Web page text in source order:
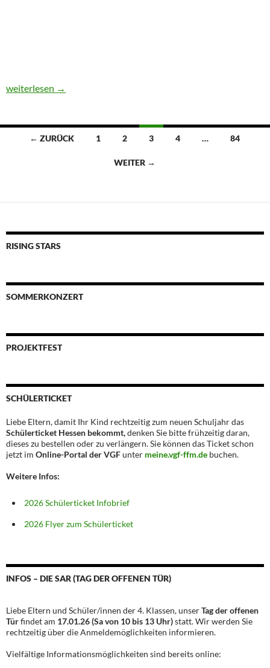
Gemeinschaftskunst beim Tag der offenen Tür
weiterlesen →
Beitragsnavigation
← ZURÜCK 1 2 3 4 … 84
WEITER →
RISING STARS
SOMMERKONZERT
PROJEKTFEST
SCHÜLERTICKET
Liebe Eltern, damit Ihr Kind rechtzeitig zum neuen Schuljahr das
Schülerticket Hessen bekommt,denken Sie bitte frühzeitig daran,
dieses zu bestellen oder zu verlängern. Sie können das Ticket schon
jetzt im Online-Portal der VGFunter meine.vgf-ffm.de buchen.
Weitere Infos:
2026 Schülerticket Infobrief
2026 Flyer zum Schülerticket
INFOS – DIE SAR (TAG DER OFFENEN TÜR)
Liebe Eltern und Schüler/innen der 4. Klassen, unserTag der offenen
Türfindet am 17.01.26 (Sa von 10 bis 13 Uhr)statt. Wir werden Sie
rechtzeitig über die Anmeldemöglichkeiten informieren.
Vielfältige Informationsmöglichkeiten sind bereits online: